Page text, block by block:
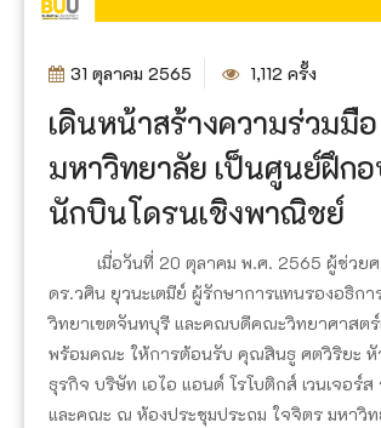
31 ตุลาคม 2565 1,112 ครั้ง
เดินหน้าสร้างความร่วมมื
มหาวิทยาลัย เป็นศูนย์ฝึก
นักบินโดรนเชิงพาณิชย์
เมื่อวันที่ 20 ตุลาคม พ.ศ. 2565 ผู้ช่วยศ
ดร.วศิน ยุวนะเตมีย์ ผู้รักษาการแทนรองอธิก
วิทยาเขตจันทบุรี และคณบดีคณะวิทยาศาสต
พร้อมคณะ ให้การต้อนรับ คุณสินธู ศตวิริยะ หั
ธุรกิจ บริษัท เอไอ แอนด์ โรโบติกส์ เวนเจอร์
และคณะ ณ ห้องประชุมประถม ใจจิตร มหาวิ